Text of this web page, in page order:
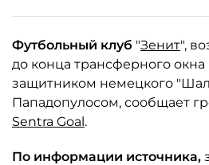
Футбольный клуб "Зенит",
до конца трансферного окна
защитником немецкого
Пападопулосом, сообщает
Sentra Goal.
По информации источника,